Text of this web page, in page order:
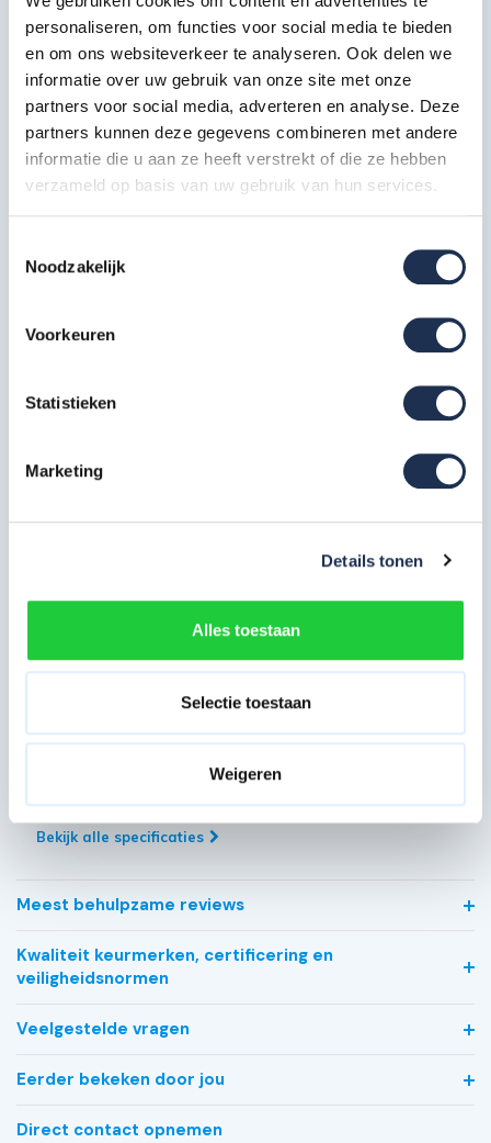
personaliseren, om functies voor social media te bieden
en om ons websiteverkeer te analyseren. Ook delen we
informatie over uw gebruik van onze site met onze
partners voor social media, adverteren en analyse. Deze
partners kunnen deze gegevens combineren met andere
informatie die u aan ze heeft verstrekt of die ze hebben
verzameld op basis van uw gebruik van hun services.
Noodzakelijk
Voorkeuren
Statistieken
Marketing
Details tonen
Alles toestaan
Selectie toestaan
Weigeren
1x
Diagonaalschoor 185 RS
Artikelcode: 303721
Horizontaalschoor 185 RS
Artikelcode: 303704
Breedte in cm 75 cm
cm
190 cm
losstaand gebruik)
Professioneel
Bekijk alle specificaties
Meest behulpzame reviews
Kwaliteit keurmerken, certificering en
veiligheidsnormen
Veelgestelde vragen
Eerder bekeken door jou
Direct contact opnemen